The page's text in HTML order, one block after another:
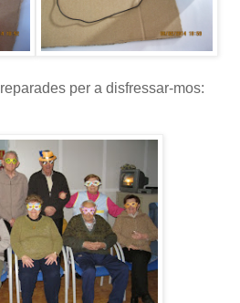
per a disfressar-mos: